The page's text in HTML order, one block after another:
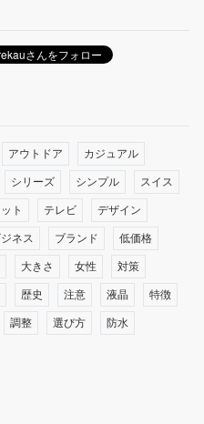
アウトドア カジュアル
シリーズ シンプル スイス
ト テレビ デザイン
ネス ブランド 低価格
大きさ 女性 対策
歴史 注意 液晶 特徴
調整 選び方 防水